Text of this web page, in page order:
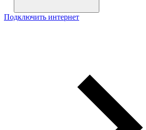
Подключить интернет